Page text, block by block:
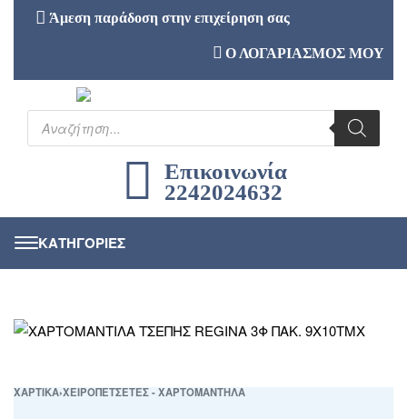
Άμεση παράδοση στην επιχείρηση σας
Ο ΛΟΓΑΡΙΑΣΜΟΣ ΜΟΥ
Επικοινωνία
2242024632
ΧΑΡΤΙΚΑ›ΧΕΙΡΟΠΕΤΣΕΤΕΣ - ΧΑΡΤΟΜΑΝΤΗΛΑ